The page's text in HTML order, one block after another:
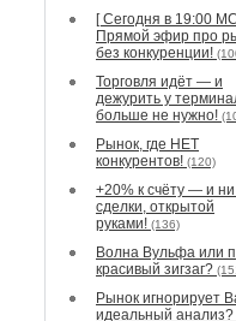
[ Сегодня в 19:00
Прямой эфир про
без конкуренции!
Торговля идёт — и
дежурить у
больше не нужно!
Рынок, где НЕТ
конкурентов! (120)
+20% к счёту — и
сделки, открытой
руками! (136)
Волна Вульфа или
красивый зигзаг?
Рынок игнорирует
идеальный анализ?